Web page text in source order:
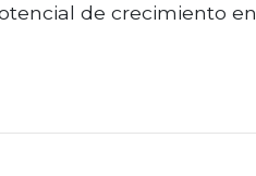
de crecimiento en